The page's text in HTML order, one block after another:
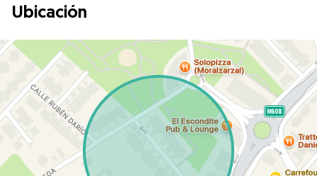
Ubicación